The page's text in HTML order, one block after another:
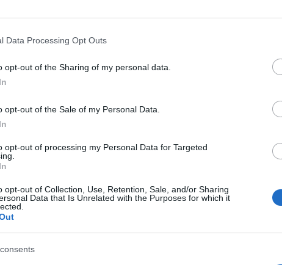
Data Processing Opt Outs
opt-out of the Sharing of my personal data.
opt-out of the Sale of my Personal Data.
opt-out of processing my Personal Data for Targeted
opt-out of Collection, Use, Retention, Sale, and/or Sharing
Data that Is Unrelated with the Purposes for which it
genera valore aziendale”, condotta da
azienda americana che sviluppa
trasparenza dei dati relativi agli
esistente con lo sviluppo agile
Il divario esistente tra i dati a
degli executive, che dovrebbero
strategie aziendali capaci di adattarsi
del business